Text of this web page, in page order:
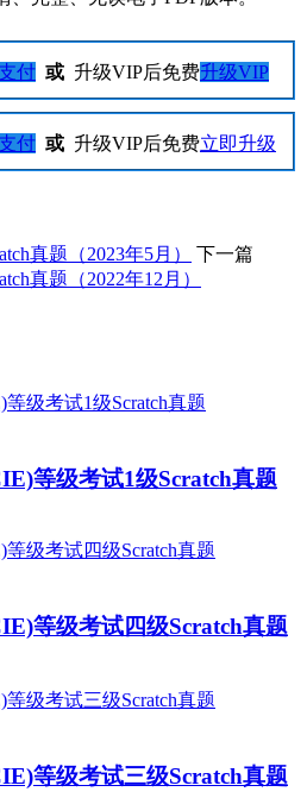
付 或 升级VIP后免费升级VIP
付 或 升级VIP后免费立即升级
真题（2023年5月）
下一篇
真题（2022年12月）
等级考试1级Scratch真题
等级考试四级Scratch真题
等级考试三级Scratch真题